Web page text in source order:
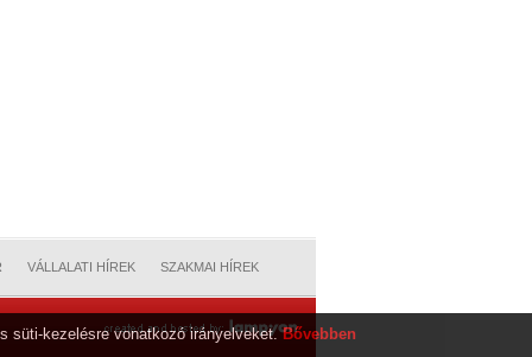
VÁLLALATI HÍREK SZAKMAI HÍREK
süti-kezelésre vonatkozó irányelveket.Bővebben